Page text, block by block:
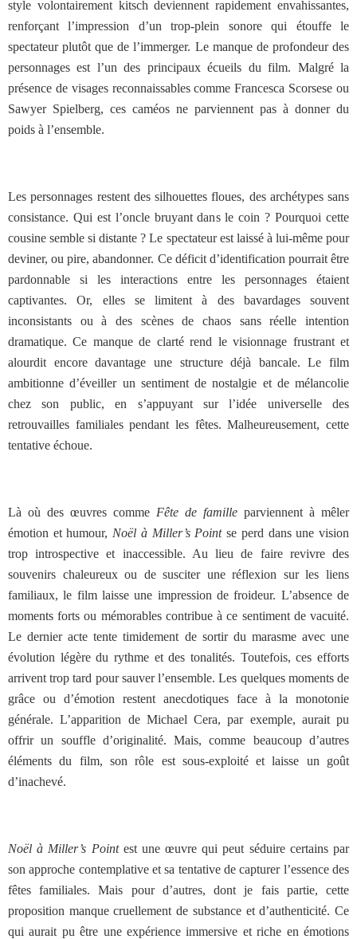
style volontairement kitsch deviennent rapidement envahissantes,
renforçant l’impression d’un trop-plein sonore qui étouffe le
spectateur plutôt que de l’immerger. Le manque de profondeur des
personnages est l’un des principaux écueils du film. Malgré la
présence de visages reconnaissables comme Francesca Scorsese ou
Sawyer Spielberg, ces caméos ne parviennent pas à donner du
poids à l’ensemble.
Les personnages restent des silhouettes floues, des archétypes sans
consistance. Qui est l’oncle bruyant dans le coin ? Pourquoi cette
cousine semble si distante ? Le spectateur est laissé à lui-même pour
deviner, ou pire, abandonner. Ce déficit d’identification pourrait être
pardonnable si les interactions entre les personnages étaient
captivantes. Or, elles se limitent à des bavardages souvent
inconsistants ou à des scènes de chaos sans réelle intention
dramatique. Ce manque de clarté rend le visionnage frustrant et
alourdit encore davantage une structure déjà bancale. Le film
ambitionne d’éveiller un sentiment de nostalgie et de mélancolie
chez son public, en s’appuyant sur l’idée universelle des
retrouvailles familiales pendant les fêtes. Malheureusement, cette
tentative échoue.
Là où des œuvres comme Fête de famille parviennent à mêler
émotion et humour, Noël à Miller’s Pointse perd dans une vision
trop introspective et inaccessible. Au lieu de faire revivre des
souvenirs chaleureux ou de susciter une réflexion sur les liens
familiaux, le film laisse une impression de froideur. L’absence de
moments forts ou mémorables contribue à ce sentiment de vacuité.
Le dernier acte tente timidement de sortir du marasme avec une
évolution légère du rythme et des tonalités. Toutefois, ces efforts
arrivent trop tard pour sauver l’ensemble. Les quelques moments de
grâce ou d’émotion restent anecdotiques face à la monotonie
générale. L’apparition de Michael Cera, par exemple, aurait pu
offrir un souffle d’originalité. Mais, comme beaucoup d’autres
éléments du film, son rôle est sous-exploité et laisse un goût
d’inachevé.
Noël à Miller’s Pointest une œuvre qui peut séduire certains par
son approche contemplative et sa tentative de capturer l’essence des
fêtes familiales. Mais pour d’autres, dont je fais partie, cette
proposition manque cruellement de substance et d’authenticité. Ce
qui aurait pu être une expérience immersive et riche en émotions